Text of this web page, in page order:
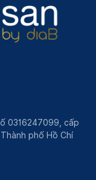
0316247099, cấp
phố Hồ Chí